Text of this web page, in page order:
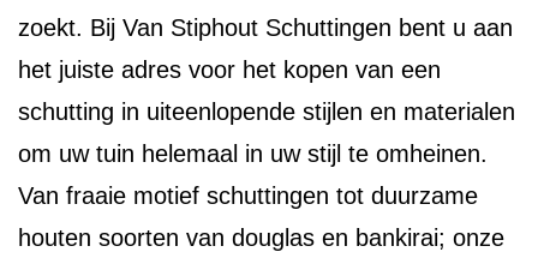
zoekt. Bij Van Stiphout Schuttingen bent u aan
het juiste adres voor het kopen van een
schutting in uiteenlopende stijlen en materialen
om uw tuin helemaal in uw stijl te omheinen.
Van fraaie motief schuttingen tot duurzame
houten soorten van douglas en bankirai; onze